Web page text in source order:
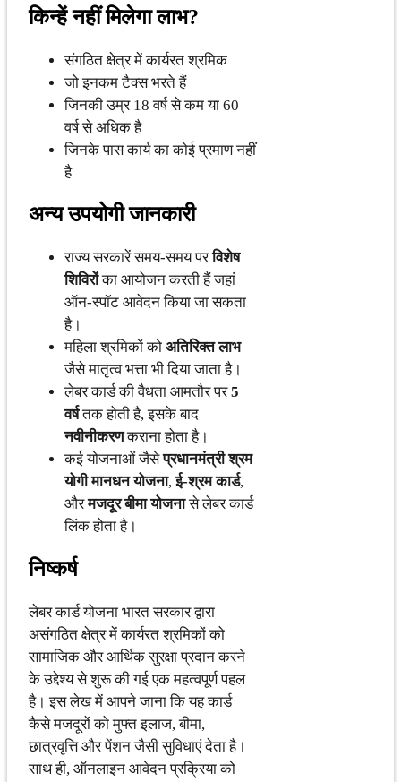
किन्हें नहीं मिलेगा लाभ?
संगठित क्षेत्र में कार्यरत श्रमिक
जो इनकम टैक्स भरते हैं
जिनकी उम्र 18 वर्ष से कम या 60
वर्ष से अधिक है
जिनके पास कार्य का कोई प्रमाण नहीं
है
अन्य उपयोगी जानकारी
राज्य सरकारें समय-समय परविशेष
शिविरोंका आयोजन करती हैं जहां
ऑन-स्पॉट आवेदन किया जा सकता
है।
महिला श्रमिकों को अतिरिक्त लाभ
जैसे मातृत्व भत्ता भी दिया जाता है।
लेबर कार्ड की वैधता आमतौर पर5
वर्षतक होती है, इसके बाद
नवीनीकरणकराना होता है।
कई योजनाओं जैसेप्रधानमंत्री श्रम
योगी मानधन योजना,ई-श्रम कार्ड,
औरमजदूर बीमा योजनासे लेबर कार्ड
लिंक होता है।
निष्कर्ष
लेबर कार्ड योजना भारत सरकार द्वारा
असंगठित क्षेत्र में कार्यरत श्रमिकों को
सामाजिक और आर्थिक सुरक्षा प्रदान करने
के उद्देश्य से शुरू की गई एक महत्वपूर्ण पहल
है। इस लेख में आपने जाना कि यह कार्ड
कैसे मजदूरों को मुफ्त इलाज, बीमा,
छात्रवृत्ति और पेंशन जैसी सुविधाएं देता है।
साथ ही, ऑनलाइन आवेदन प्रक्रिया को